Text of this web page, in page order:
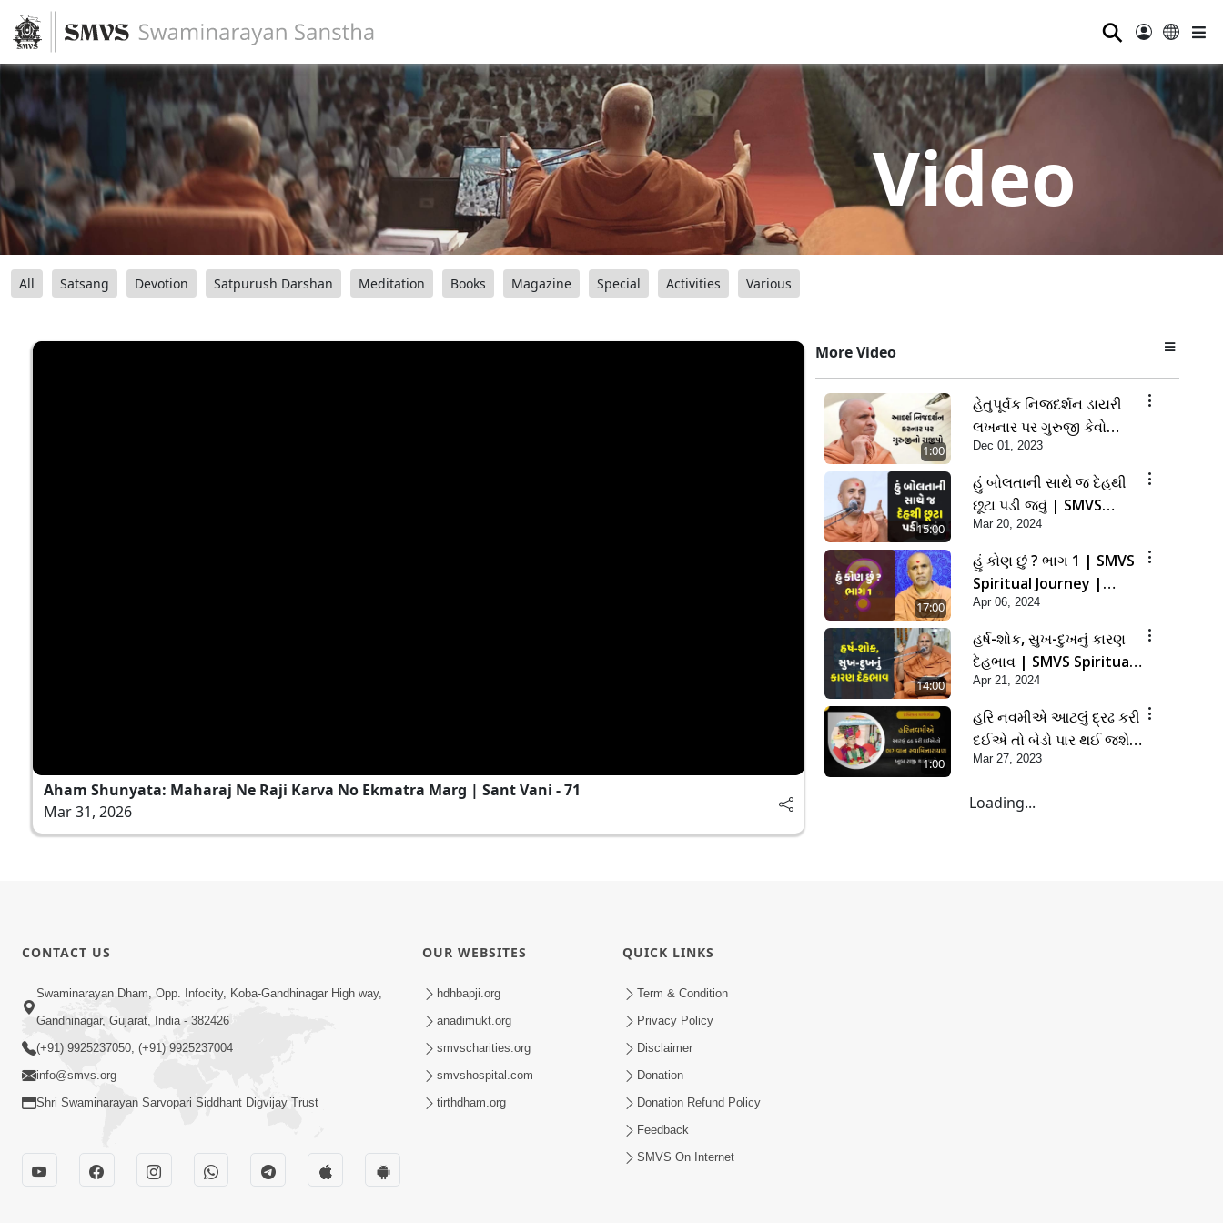
⚲
Video
All Satsang Devotion Satpurush Darshan Meditation Books Magazine Special Activities Various
Aham Shunyata: Maharaj Ne Raji Karva No Ekmatra Marg | Sant Vani - 71
Mar 31, 2026
More Video
1:00
હેતુપૂર્વક નિજદર્શન ડાયરી
લખનાર પર ગુરુજી કેવો
રાજીપો વરસાવશે ?
Dec 01, 2023
15:00
હું બોલતાની સાથે જ દેહથી
છૂટા પડી જવું | SMVS
Spiritual Journey |
Anadimukta Gyan
Mar 20, 2024
17:00
હું કોણ છું ? ભાગ 1 | SMVS
Spiritual Journey |
Anadimukta Gyan
Apr 06, 2024
14:00
હર્ષ-શોક, સુખ-દુખનું કારણ
દેહભાવ | SMVS Spiritual
Journey | Anadimukta
Gyan
Apr 21, 2024
1:00
હરિ નવમીએ આટલું દ્રઢ કરી
દઈએ તો બેડો પાર થઈ જશે..
| Hari Navmi 2023 |
2023
Mar 27, 2023
Loading...
CONTACT US
Swaminarayan Dham, Opp. Infocity, Koba-Gandhinagar High way,
Gandhinagar, Gujarat, India - 382426
(+91) 9925237050, (+91) 9925237004
info@smvs.org
Shri Swaminarayan Sarvopari Siddhant Digvijay Trust
OUR WEBSITES
hdhbapji.org
anadimukt.org
smvscharities.org
smvshospital.com
tirthdham.org
QUICK LINKS
Term & Condition
Privacy Policy
Disclaimer
Donation
Donation Refund Policy
Feedback
SMVS On Internet